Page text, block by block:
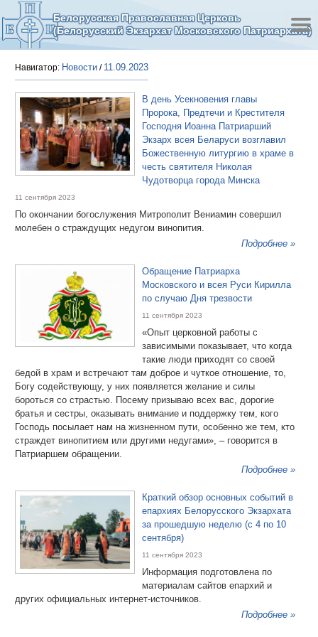
Белорусская Православная Церковь
(Белорусский Экзархат Московского Патриархата)
Навигатор: Новости / 11.09.2023
В день Усекновения главы
Пророка, Предтечи и Крестителя
Господня Иоанна Патриарший
Экзарх всея Беларуси возглавил
Божественную литургию в храме в
честь святителя Николая
Чудотворца города Минска
11 сентября 2023
По окончании богослужения Митрополит Вениамин совершил
молебен о страждущих недугом винопития.
Подробнее »
Обращение Патриарха
Московского и всея Руси Кирилла
по случаю Дня трезвости
11 сентября 2023
«Опыт церковной работы с
зависимыми показывает, что когда
такие люди приходят со своей
бедой в храм и встречают там доброе и чуткое отношение, то,
Богу содействующу, у них появляется желание и силы
бороться со страстью. Посему призываю всех вас, дорогие
братья и сестры, оказывать внимание и поддержку тем, кого
Господь посылает нам на жизненном пути, особенно же тем, кто
страждет винопитием или другими недугами», – говорится в
Патриаршем обращении.
Подробнее »
Краткий обзор основных событий в
епархиях Белорусского Экзархата
за прошедшую неделю (c 4 по 10
сентября)
11 сентября 2023
Информация подготовлена по
материалам сайтов епархий и
других официальных интернет-источников.
Подробнее »